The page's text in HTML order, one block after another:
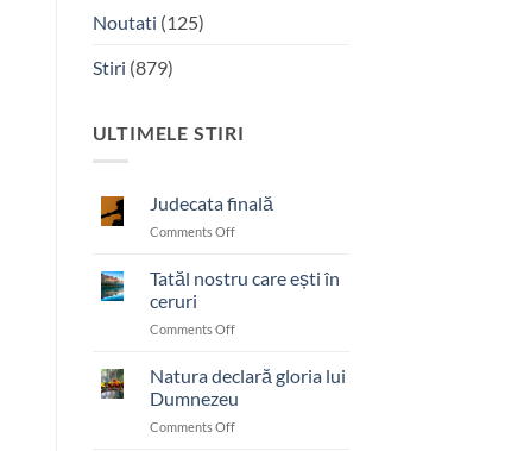
Noutati (125)
Stiri (879)
ULTIMELE STIRI
Judecata finală
Comments Offon
Tatăl nostru care ești în
ceruri
Comments Offon
nostru
care
ești
în
Natura declară gloria lui
Dumnezeu
Comments Offon